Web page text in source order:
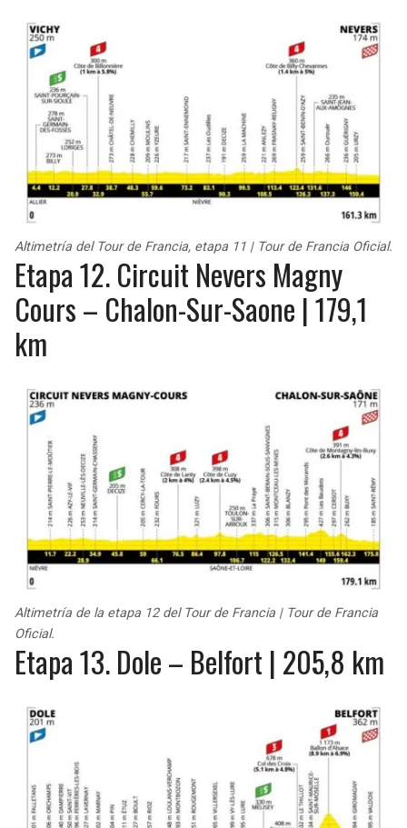
Altimetría del Tour de Francia, etapa 11 | Tour de Francia Oficial.
Etapa 12. Circuit Nevers Magny
Cours – Chalon-Sur-Saone | 179,1
km
Altimetría de la etapa 12 del Tour de Francia | Tour de Francia
Oficial.
Etapa 13. Dole – Belfort | 205,8 km